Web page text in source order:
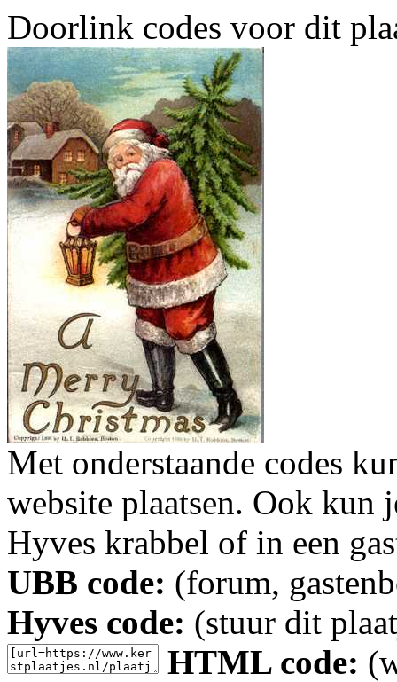
Doorlink codes voor dit
Met onderstaande codes
website plaatsen. Ook kun
Hyves krabbel of in een
UBB code: (forum,
Hyves code: (stuur dit
HTML code: